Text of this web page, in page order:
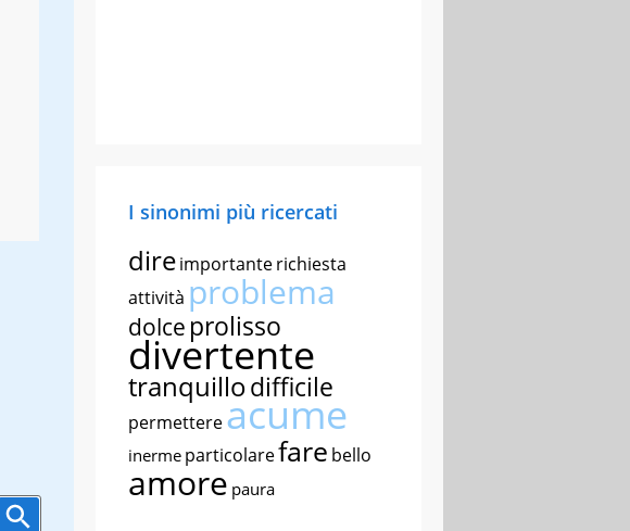
I sinonimi più ricercati
direimportanterichiesta
attività problema
dolce prolisso
divertente
tranquillodifficile
permettereacume
inerme particolarefare bello
amore paura